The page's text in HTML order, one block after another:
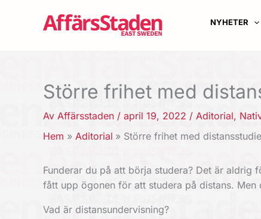
NYHETER
Större frihet med
Av Affärsstaden / april 19, 2022 / Aditorial,
Hem
Aditorial Större frihet med
Funderar du på att börja studera? Det är
fått upp ögonen för att studera på distans.
Vad är distansundervisning?